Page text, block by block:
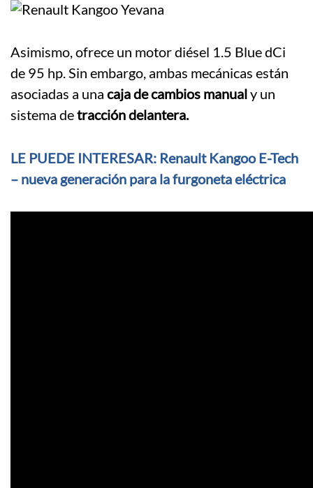
Asimismo, ofrece un motor diésel 1.5 Blue dCi
de 95 hp. Sin embargo, ambas mecánicas están
asociadas a una caja de cambios manualy un
sistema detracción delantera.
LE PUEDE INTERESAR: Renault Kangoo E-Tech
– nueva generación para la furgoneta eléctrica